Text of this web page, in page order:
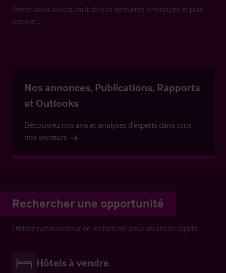
Tenez-vous au courant de nos dernières annonces et plus
encore…
Nos annonces, Publications, Rapports
et Outlooks
Découvrez nos avis et analyses d’experts dans tous
nos secteurs
Rechercher une opportunité
Utilisez notre moteur de recherche pour un accès rapide
Hôtels à vendre